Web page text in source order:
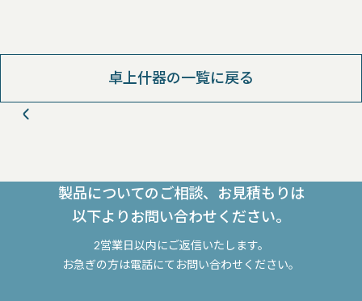
卓上什器の一覧に戻る
製品についてのご相談、お見積もりは
以下よりお問い合わせください。
2営業日以内にご返信いたします。
お急ぎの方は電話にてお問い合わせください。